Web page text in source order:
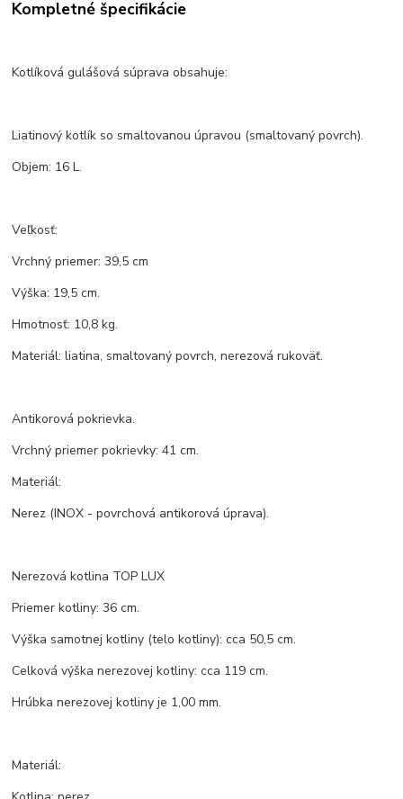
Kompletné špecifikácie
Kotlíková gulášová súprava obsahuje:
Liatinový kotlík so smaltovanou úpravou (smaltovaný povrch).
Objem: 16 L.
Veľkosť:
Vrchný priemer: 39,5 cm
Výška: 19,5 cm.
Hmotnosť: 10,8 kg.
Materiál: liatina, smaltovaný povrch, nerezová rukoväť.
Antikorová pokrievka.
Vrchný priemer pokrievky: 41 cm.
Materiál:
Nerez (INOX - povrchová antikorová úprava).
Nerezová kotlina TOP LUX
Priemer kotliny: 36 cm.
Výška samotnej kotliny (telo kotliny): cca 50,5 cm.
Celková výška nerezovej kotliny: cca 119 cm.
Hrúbka nerezovej kotliny je 1,00 mm.
Materiál: